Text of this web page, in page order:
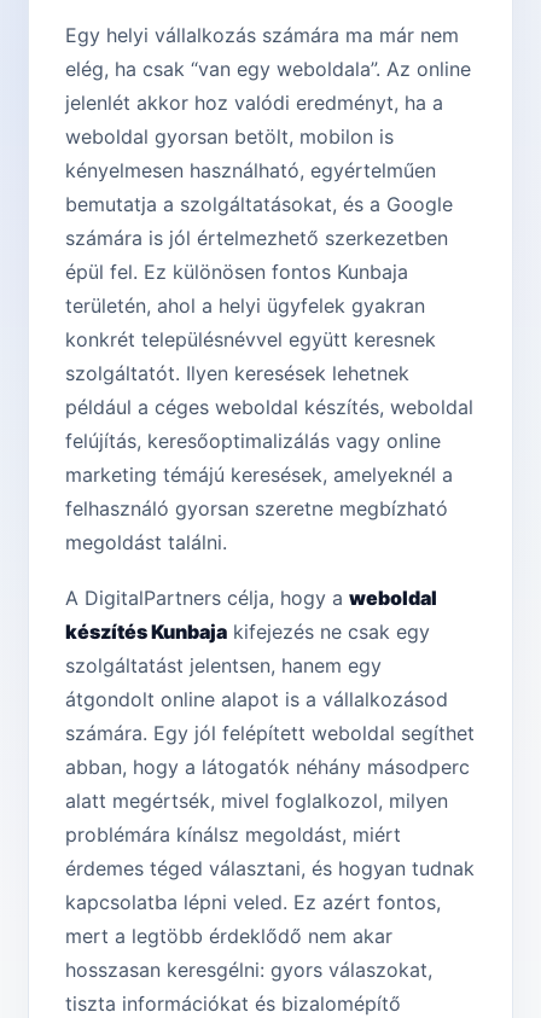
Egy helyi vállalkozás számára ma már nem
elég, ha csak “van egy weboldala”. Az online
jelenlét akkor hoz valódi eredményt, ha a
weboldal gyorsan betölt, mobilon is
kényelmesen használható, egyértelműen
bemutatja a szolgáltatásokat, és a Google
számára is jól értelmezhető szerkezetben
épül fel. Ez különösen fontos Kunbaja
területén, ahol a helyi ügyfelek gyakran
konkrét településnévvel együtt keresnek
szolgáltatót. Ilyen keresések lehetnek
például a céges weboldal készítés, weboldal
felújítás, keresőoptimalizálás vagy online
marketing témájú keresések, amelyeknél a
felhasználó gyorsan szeretne megbízható
megoldást találni.
A DigitalPartners célja, hogy a weboldal
készítés Kunbaja kifejezés ne csak egy
szolgáltatást jelentsen, hanem egy
átgondolt online alapot is a vállalkozásod
számára. Egy jól felépített weboldal segíthet
abban, hogy a látogatók néhány másodperc
alatt megértsék, mivel foglalkozol, milyen
problémára kínálsz megoldást, miért
érdemes téged választani, és hogyan tudnak
kapcsolatba lépni veled. Ez azért fontos,
mert a legtöbb érdeklődő nem akar
hosszasan keresgélni: gyors válaszokat,
tiszta információkat és bizalomépítő